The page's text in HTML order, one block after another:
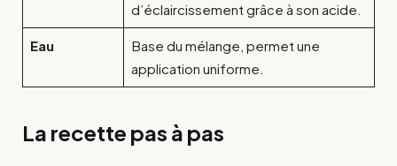
d’éclaircissement grâce à son acide.
Eau
Base du mélange, permet une
application uniforme.
La recette pas à pas